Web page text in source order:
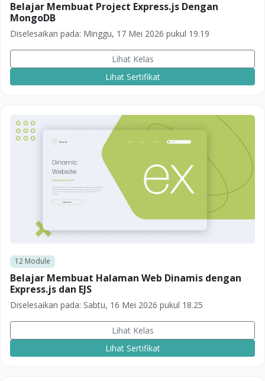
Belajar Membuat Project Express.js Dengan
MongoDB
Diselesaikan pada: Minggu, 17 Mei 2026 pukul 19.19
Lihat Kelas
Lihat Sertifikat
12Module
Belajar Membuat Halaman Web Dinamis dengan
Express.js dan EJS
Diselesaikan pada: Sabtu, 16 Mei 2026 pukul 18.25
Lihat Kelas
Lihat Sertifikat